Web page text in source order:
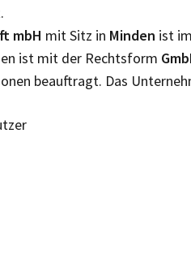
mbH mit Sitz in Minden ist
ist mit der Rechtsform
beauftragt. Das